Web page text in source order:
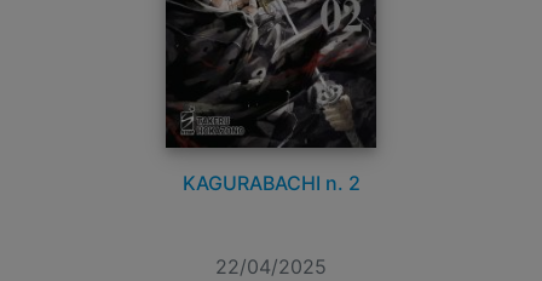
KAGURABACHI n. 2
22/04/2025